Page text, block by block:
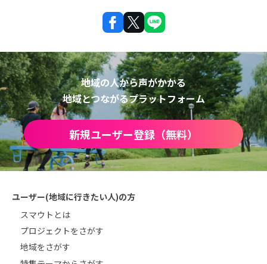
地域の人から声がかかる
地域とつながるプラットフォーム
新規ユーザー登録（無料）
ユーザー(地域に行きたい人)の方
スマウトとは
プロジェクトをさがす
地域をさがす